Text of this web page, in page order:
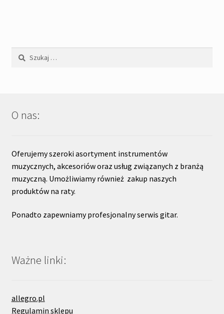
Szukaj:
O nas:
Oferujemy szeroki asortyment instrumentów
muzycznych, akcesoriów oraz usług związanych z branżą
muzyczną. Umożliwiamy również zakup naszych
produktów na raty.
Ponadto zapewniamy profesjonalny serwis gitar.
Ważne linki:
allegro.pl
Regulamin sklepu